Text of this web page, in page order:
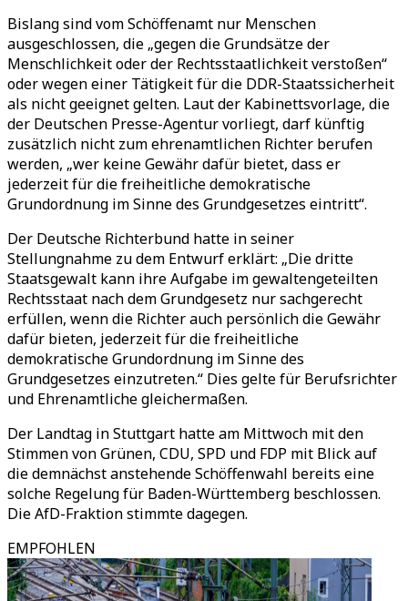
Bislang sind vom Schöffenamt nur Menschen
ausgeschlossen, die „gegen die Grundsätze der
Menschlichkeit oder der Rechtsstaatlichkeit verstoßen“
oder wegen einer Tätigkeit für die DDR-Staatssicherheit
als nicht geeignet gelten. Laut der Kabinettsvorlage, die
der Deutschen Presse-Agentur vorliegt, darf künftig
zusätzlich nicht zum ehrenamtlichen Richter berufen
werden, „wer keine Gewähr dafür bietet, dass er
jederzeit für die freiheitliche demokratische
Grundordnung im Sinne des Grundgesetzes eintritt“.
Der Deutsche Richterbund hatte in seiner
Stellungnahme zu dem Entwurf erklärt: „Die dritte
Staatsgewalt kann ihre Aufgabe im gewaltengeteilten
Rechtsstaat nach dem Grundgesetz nur sachgerecht
erfüllen, wenn die Richter auch persönlich die Gewähr
dafür bieten, jederzeit für die freiheitliche
demokratische Grundordnung im Sinne des
Grundgesetzes einzutreten.“ Dies gelte für Berufsrichter
und Ehrenamtliche gleichermaßen.
Der Landtag in Stuttgart hatte am Mittwoch mit den
Stimmen von Grünen, CDU, SPD und FDP mit Blick auf
die demnächst anstehende Schöffenwahl bereits eine
solche Regelung für Baden-Württemberg beschlossen.
Die AfD-Fraktion stimmte dagegen.
EMPFOHLEN